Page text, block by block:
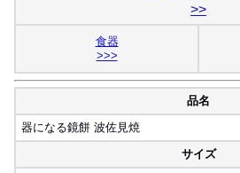
>>
食器
>>>
品名
器になる鏡餅 波佐見焼
サイズ